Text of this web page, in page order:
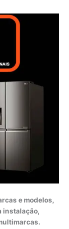
e modelos,
instalação,